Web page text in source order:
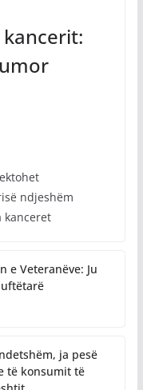
ndjeshëm
kanceret
e Veteranëve: Ju
ja pesë
të konsumit të